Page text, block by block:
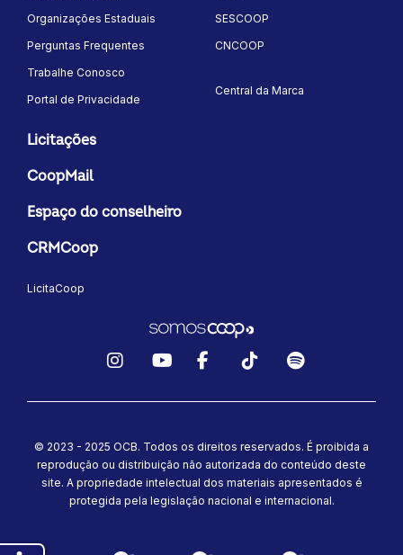
Organizações Estaduais
Perguntas Frequentes
Trabalhe Conosco
Portal de Privacidade
SESCOOP
CNCOOP
Central da Marca
Licitações
CoopMail
Espaço do conselheiro
CRMCoop
LicitaCoop
© 2023 - 2025 OCB. Todos os direitos reservados. É proibida a
reprodução ou distribuição não autorizada do conteúdo deste
site. A propriedade intelectual dos materiais apresentados é
protegida pela legislação nacional e internacional.